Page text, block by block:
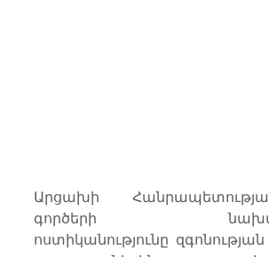
Արցախի
գործերի
ոստիկանությունը